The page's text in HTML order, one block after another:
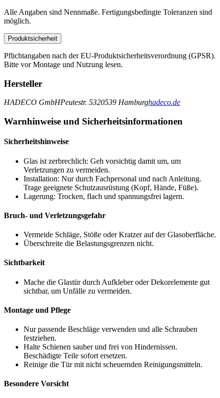
Alle Angaben sind Nennmaße. Fertigungsbedingte Toleranzen sind
möglich.
Produktsicherheit
Pflichtangaben nach der EU-Produktsicherheitsverordnung (GPSR).
Bitte vor Montage und Nutzung lesen.
Hersteller
HADECO GmbHPeutestr. 5320539 Hamburghadeco.de
Warnhinweise und Sicherheitsinformationen
Sicherheitshinweise
Glas ist zerbrechlich: Geh vorsichtig damit um, um
Verletzungen zu vermeiden.
Installation: Nur durch Fachpersonal und nach Anleitung.
Trage geeignete Schutzausrüstung (Kopf, Hände, Füße).
Lagerung: Trocken, flach und spannungsfrei lagern.
Bruch- und Verletzungsgefahr
Vermeide Schläge, Stöße oder Kratzer auf der Glasoberfläche.
Überschreite die Belastungsgrenzen nicht.
Sichtbarkeit
Mache die Glastür durch Aufkleber oder Dekorelemente gut
sichtbar, um Unfälle zu vermeiden.
Montage und Pflege
Nur passende Beschläge verwenden und alle Schrauben
festziehen.
Halte Schienen sauber und frei von Hindernissen.
Beschädigte Teile sofort ersetzen.
Reinige die Tür mit nicht scheuernden Reinigungsmitteln.
Besondere Vorsicht